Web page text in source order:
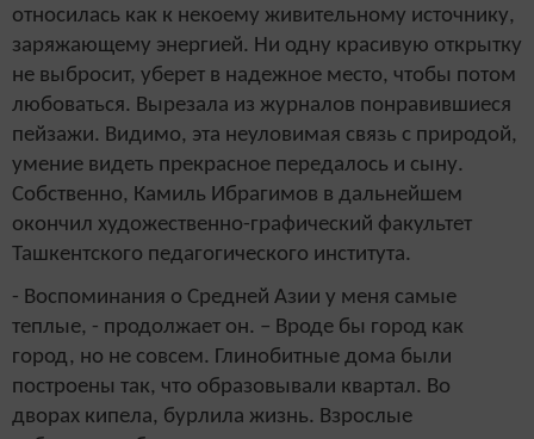
относилась как к некоему живительному источнику,
заряжающему энергией. Ни одну красивую открытку
не выбросит, уберет в надежное место, чтобы потом
любоваться. Вырезала из журналов понравившиеся
пейзажи. Видимо, эта неуловимая связь с природой,
умение видеть прекрасное передалось и сыну.
Собственно, Камиль Ибрагимов в дальнейшем
окончил художественно-графический факультет
Ташкентского педагогического института.
- Воспоминания о Средней Азии у меня самые
теплые, - продолжает он. – Вроде бы город как
город, но не совсем. Глинобитные дома были
построены так, что образовывали квартал. Во
дворах кипела, бурлила жизнь. Взрослые